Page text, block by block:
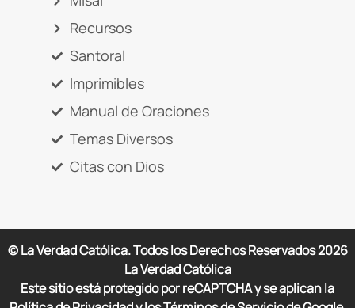
Recursos
Santoral
Imprimibles
Manual de Oraciones
Temas Diversos
Citas con Dios
© La Verdad Católica. Todos los Derechos Reservados2026
La Verdad Católica
Este sitio está protegido por reCAPTCHA y se aplican la